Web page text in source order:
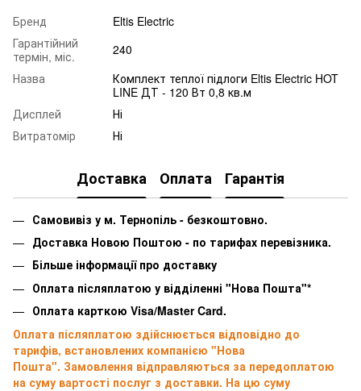
Бренд
Eltis Electric
Гарантійний
термін, міс.
240
Назва
Комплект теплої підлоги Eltis Electric HOT
LINE ДТ - 120 Вт 0,8 кв.м
Дисплей
Ні
Витратомір
Ні
Доставка Оплата Гарантія
Самовивіз у м. Тернопіль - безкоштовно.
Доставка Новою Поштою - по тарифах перевізника.
Більше інформації про доставку
Оплата післяплатою у відділенні "Нова Пошта"*
Оплата карткою Visa/Master Card.
Оплата післяплатою здійснюється відповідно до
тарифів, встановлених компанією "Нова
Пошта". Замовлення відправляються за передоплатою
на суму вартості послуг з доставки. На цю суму